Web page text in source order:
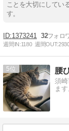
ことを大切にしてい
す。
1373241 32
週間IN:1180 週間OUT:
5 腰
須
ま